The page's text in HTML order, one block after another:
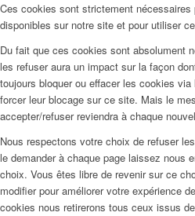
Ces cookies sont strictement
disponibles sur notre site et pour utiliser
Du fait que ces cookies sont absolument
les refuser aura un impact sur la façon
toujours bloquer ou effacer les cookies
forcer leur blocage sur ce site. Mais le
accepter/refuser reviendra à chaque
Nous respectons votre choix de refuser
le demander à chaque page laissez nous
choix. Vous êtes libre de revenir sur ce
modifier pour améliorer votre expérience
cookies nous retirerons tous ceux issus